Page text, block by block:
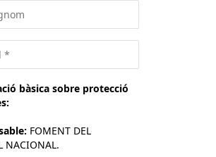
bàsica sobre protecció
FOMENT DEL
NACIONAL.